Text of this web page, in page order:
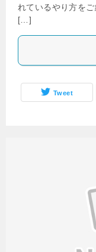
れているやり方を
[…]
Tweet